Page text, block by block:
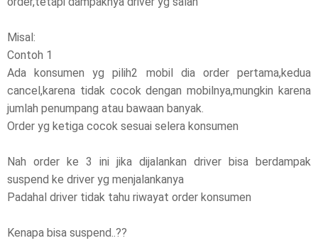
Misal:
Contoh 1
Ada konsumen yg pilih2 mobil dia order pertama,kedua
cancel,karena tidak cocok dengan mobilnya,mungkin karena
jumlah penumpang atau bawaan banyak.
Order yg ketiga cocok sesuai selera konsumen
Nah order ke 3 ini jika dijalankan driver bisa berdampak
suspend ke driver yg menjalankanya
Padahal driver tidak tahu riwayat order konsumen
Kenapa bisa suspend..??